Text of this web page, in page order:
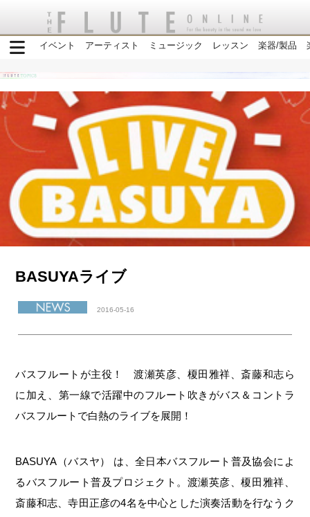
イベント アーティスト ミュージック レッスン 楽器/製品
BASUYAライブ
2016-05-16
バスフルートが主役！ 渡瀬英彦、榎田雅祥、斎藤和志ら
に加え、第一線で活躍中のフルート吹きがバス＆コントラ
バスフルートで白熱のライブを展開！
BASUYA（バスヤ） は、全日本バスフルート普及協会によ
るバスフルート普及プロジェクト。渡瀬英彦、榎田雅祥、
斎藤和志、寺田正彦の4名を中心とした演奏活動を行なうク